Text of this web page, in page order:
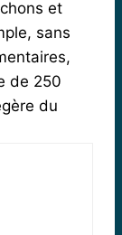
et
sans
de 250
du